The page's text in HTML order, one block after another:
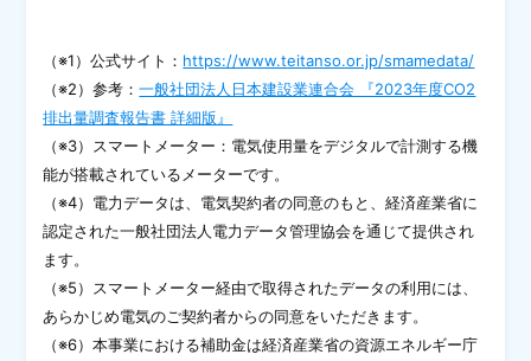
（※1）公式サイト： https://www.teitanso.or.jp/smamedata/
（※2）参考：一般社団法人日本建設業連合会 『2023年度CO2
排出量調査報告書 詳細版』
（※3）スマートメーター：電気使用量をデジタルで計測する機
能が搭載されているメーターです。
（※4）電力データは、電気契約者の同意のもと、経済産業省に
認定された一般社団法人電力データ管理協会を通じて提供され
ます。
（※5）スマートメーター経由で取得されたデータの利用には、
あらかじめ電気のご契約者からの同意をいただきます。
（※6）本事業における補助金は経済産業省の資源エネルギー庁